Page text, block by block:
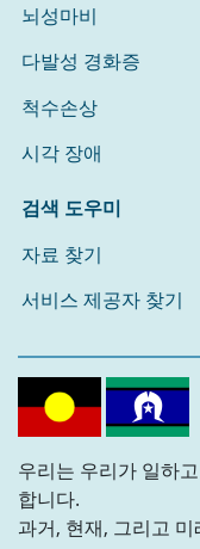
뇌성마비
다발성 경화증
척수손상
시각 장애
검색 도우미
자료 찾기
서비스 제공자 찾기
우리는 우리가 일하
합니다.
과거, 현재, 그리고